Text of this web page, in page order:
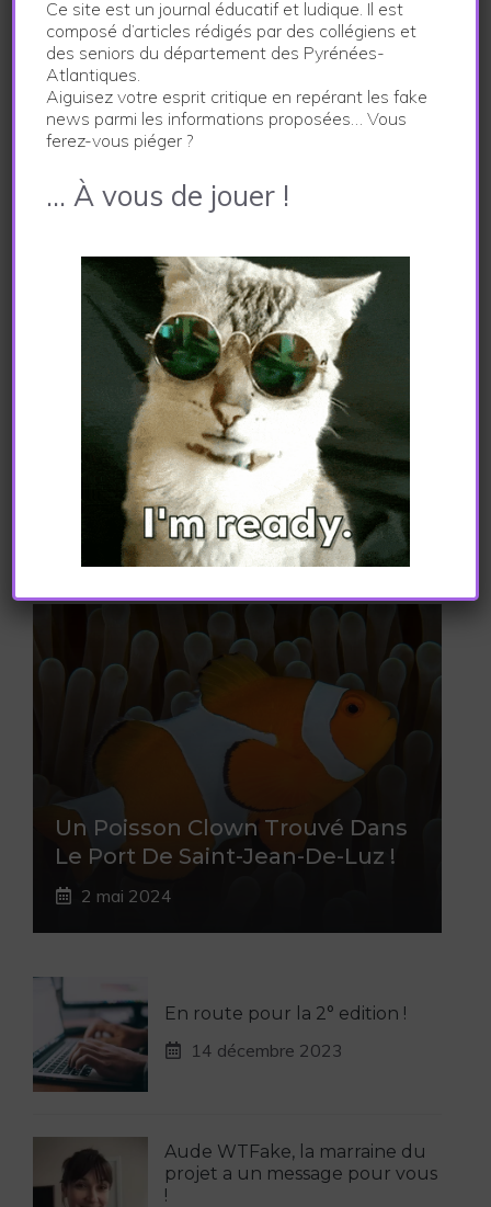
En Route Pour La 2° Edition !
14 décembre 2023
Aude WTFake, La Marraine Du
Projet A Un Message Pour Vous
24 février 2023
Un Poisson Clown Trouvé Dans
Le Port De Saint-Jean-De-Luz !
2 mai 2024
En route pour la 2° edition !
14 décembre 2023
Aude WTFake, la marraine du
projet a un message pour vous
!
Ce site est un journal éducatif et ludique. Il est
composé d’articles rédigés par des collégiens et
des seniors du département des Pyrénées-
Atlantiques.
Aiguisez votre esprit critique en repérant les fake
news parmi les informations proposées… Vous
ferez-vous piéger ?
… À vous de jouer !